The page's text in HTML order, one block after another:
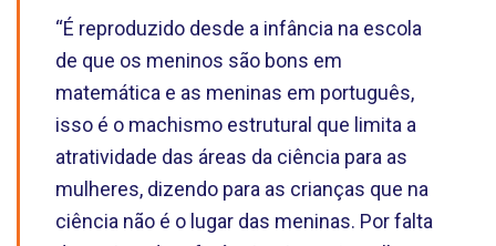
“É reproduzido desde a infância na escola
de que os meninos são bons em
matemática e as meninas em português,
isso é o machismo estrutural que limita a
atratividade das áreas da ciência para as
mulheres, dizendo para as crianças que na
ciência não é o lugar das meninas. Por falta